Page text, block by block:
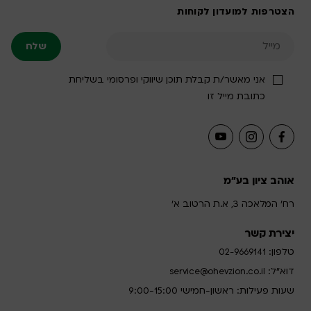
אוהב ציון בע"מ
רח' המלאכה 3, א.ת הרטוב א'
יצירת קשר
טלפון: 02-9669141
דוא”ל: service@ohevzion.co.il
שעות פעילות: ראשון-חמישי 9:00-15:00
הצטרפות למועדון לקוחות
אני מאשר/ת קבלת תוכן שיווקי ופרסומי בשליחת
כתובת מייל זו